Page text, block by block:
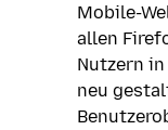
Mobile-
allen
Nutzern
neu